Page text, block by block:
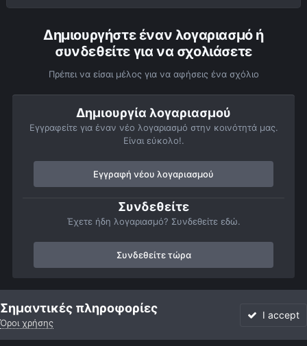
Δημιουργήστε έναν λογαριασμό ή
συνδεθείτε για να σχολιάσετε
Πρέπει να είσαι μέλος για να αφήσεις ένα σχόλιο
Δημιουργία λογαριασμού
Εγγραφείτε για έναν νέο λογαριασμό στην κοινότητά μας.
Είναι εύκολο!.
Εγγραφή νέου λογαριασμού
Συνδεθείτε
Έχετε ήδη λογαριασμό? Συνδεθείτε εδώ.
Συνδεθείτε τώρα
Αρχή Αστροφωτογραφίες Βαθύς Ουρανός
Σημαντικές πληροφορίες
Όροι χρήσης
I accept
Forum